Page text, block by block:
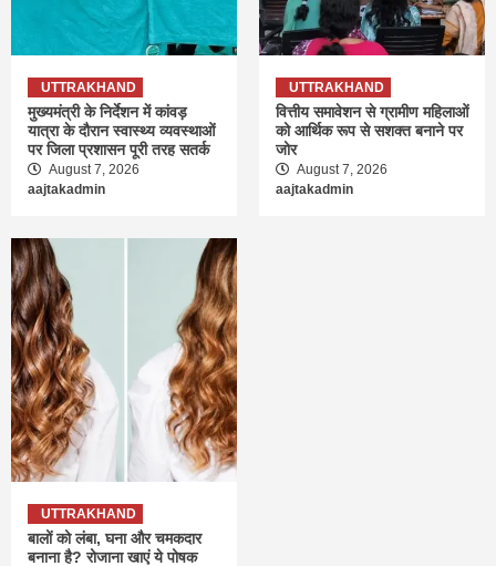
UTTRAKHAND
मुख्यमंत्री के निर्देशन में कांवड़
यात्रा के दौरान स्वास्थ्य व्यवस्थाओं
पर जिला प्रशासन पूरी तरह सतर्क
August 7, 2026
aajtakadmin
UTTRAKHAND
वित्तीय समावेशन से ग्रामीण महिलाओं
को आर्थिक रूप से सशक्त बनाने पर
जोर
August 7, 2026
aajtakadmin
UTTRAKHAND
बालों को लंबा, घना और चमकदार
बनाना है? रोजाना खाएं ये पोषक